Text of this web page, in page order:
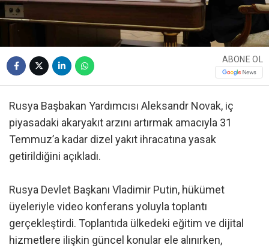
ABONE OL
Rusya Başbakan Yardımcısı Aleksandr Novak, iç
piyasadaki akaryakıt arzını artırmak amacıyla 31
Temmuz’a kadar dizel yakıt ihracatına yasak
getirildiğini açıkladı.
Rusya Devlet Başkanı Vladimir Putin, hükümet
üyeleriyle video konferans yoluyla toplantı
gerçekleştirdi. Toplantıda ülkedeki eğitim ve dijital
hizmetlere ilişkin güncel konular ele alınırken,